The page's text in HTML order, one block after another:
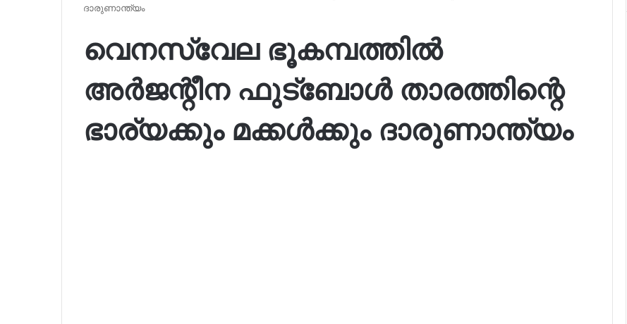
ദാരുണാന്ത്യം
വെനസ്വേല ഭൂകമ്പത്തിൽ
അർജന്റീന ഫുട്‌ബോൾ താരത്തിന്റെ
ഭാര്യക്കും മക്കൾക്കും ദാരുണാന്ത്യം